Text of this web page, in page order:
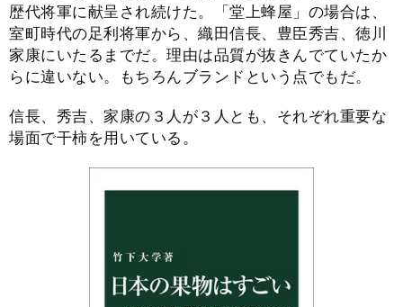
歴代将軍に献呈され続けた。「堂上蜂屋」の場合は、
室町時代の足利将軍から、織田信長、豊臣秀吉、徳川
家康にいたるまでだ。理由は品質が抜きんでていたか
らに違いない。もちろんブランドという点でもだ。
信長、秀吉、家康の３人が３人とも、それぞれ重要な
場面で干柿を用いている。